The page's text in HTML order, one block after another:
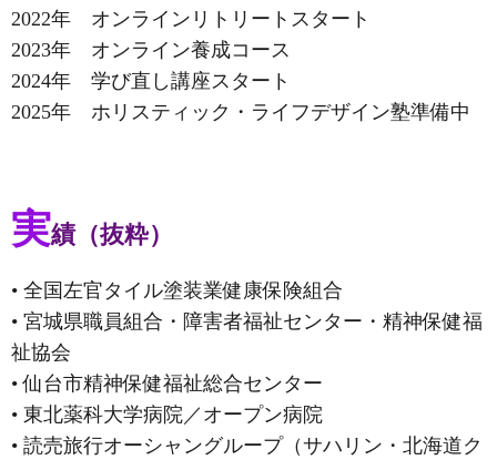
2022年 オンラインリトリートスタート
2023年 オンライン養成コース
2024年 学び直し講座スタート
2025年 ホリスティック・ライフデザイン塾準備中
実績（抜粋）
• 全国左官タイル塗装業健康保険組合
• 宮城県職員組合・障害者福祉センター・精神保健福
祉協会
• 仙台市精神保健福祉総合センター
• 東北薬科大学病院／オープン病院
• 読売旅行オーシャングループ（サハリン・北海道ク